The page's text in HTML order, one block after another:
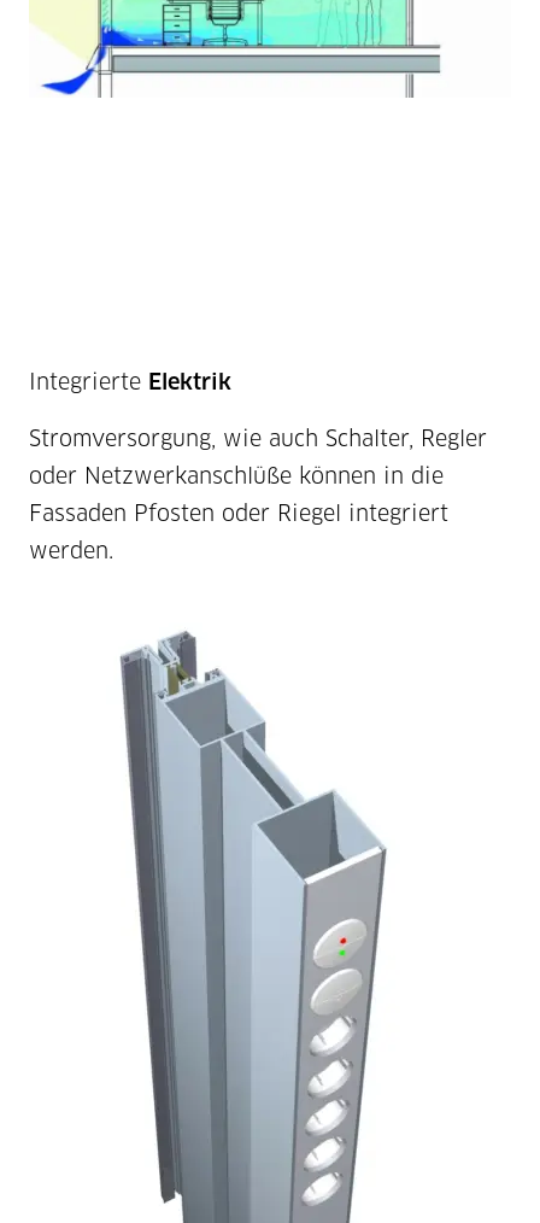
Integrierte Elektrik
Stromversorgung, wie auch Schalter, Regler
oder Netzwerkanschlüße können in die
Fassaden Pfosten oder Riegel integriert
werden.